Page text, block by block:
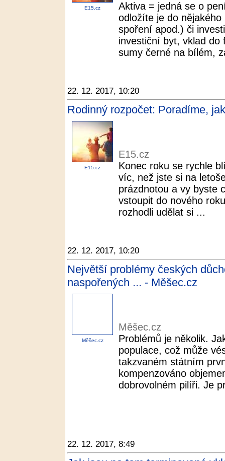
E15.cz
Aktiva = jedná se o
odložíte je do
spoření apod.) či
investiční byt, vklad do
sumy černé na bílém,
22. 12. 2017, 10:20
Rodinný rozpočet: Poradíme,
E15.cz
E15.cz
Konec roku se rychle
víc, než jste si na
prázdnotou a vy byste
vstoupit do nového
rozhodli udělat si ...
22. 12. 2017, 10:20
Největší problémy českých
naspořených ... - Měšec.cz
Měšec.cz
Měšec.cz
Problémů je několik.
populace, což může
takzvaném státním
kompenzováno
dobrovolném pilíři. Je
22. 12. 2017, 8:49